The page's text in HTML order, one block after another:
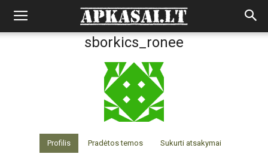
sborkics_ronee
Profilis Pradėtos temos Sukurti atsakymai